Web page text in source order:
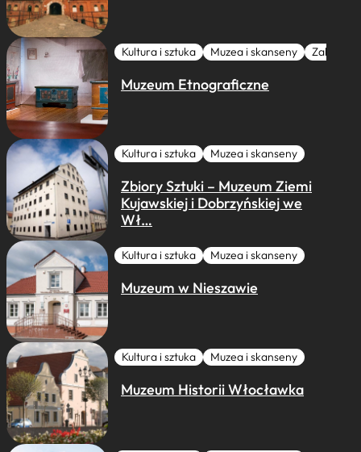
Kultura i sztuka Muzea i skanseny Zabytki I
Muzeum Etnograficzne
Kultura i sztuka Muzea i skanseny
Zbiory Sztuki – Muzeum Ziemi
Kujawskiej i Dobrzyńskiej we
Wł…
Kultura i sztuka Muzea i skanseny
Muzeum w Nieszawie
Kultura i sztuka Muzea i skanseny
Muzeum Historii Włocławka